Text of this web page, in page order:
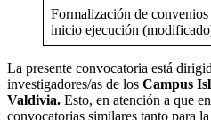
Formalización de convenios
inicio ejecución
La presente convocatoria está
investigadores/as de los Campus
Valdivia. Esto, en atención a que
convocatorias similares tanto para